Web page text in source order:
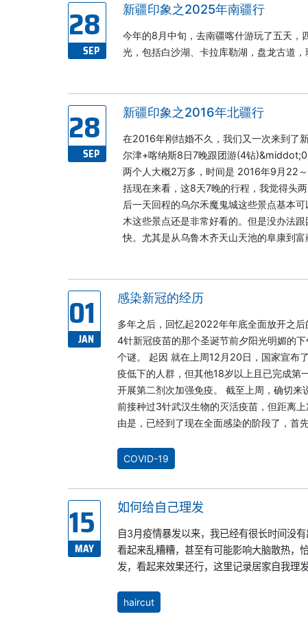
28
SEP
新疆印象之2025年南疆行
今年的8月中旬，去南疆喀什游玩了五天，
光，包括白沙湖、卡拉库勒湖，盘龙古道
28
SEP
新疆印象之2016年北疆行
在2016年刚结婚不久，我们又一次来到了
尔津+喀纳斯8日7晚跟团游(4钻
两个人大概2万多，时间是 2016年9月22
括现在来看，这8天7晚的行程，我觉得头
后一天回程的乌尔禾魔鬼城这些景点基本
木这些景点还是非常好看的。但是没办法
快。尤其是从乌鲁木齐天山天池的阜康到
01
JAN
感染新冠的经历
多年之后，回忆起2022年年底全面放开之
4针新冠疫苗的那个圣诞节前夕阳光明媚的
个谜。 起因 就在上周12月20日，国家宣布
疫低下的人群，但其他18岁以上且已完成第
开展第二剂次加强免疫。 截至上周，确切
前接种过3针武汉生物的灭活疫苗，但距离
由是，已经到了现在全面感染的阶段了，首
COVID-19
15
MAY
如何给自己理发
自3月疫情暴发以来，我已经有很长时间没
看起来乱糟糟，甚至有可能影响大脑散热，
发，看起来效果还行，这里记录居家自我理
haircut